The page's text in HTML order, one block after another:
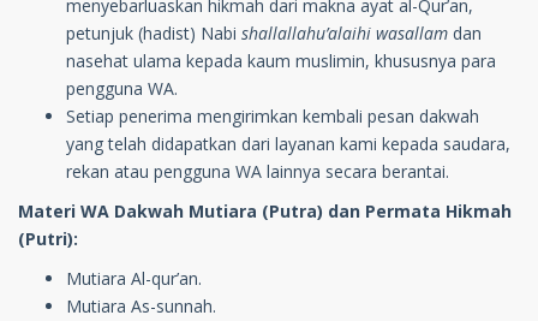
menyebarluaskan hikmah dari makna ayat al-Qur’an,
petunjuk (hadist) Nabi shallallahu’alaihi wasallam dan
nasehat ulama kepada kaum muslimin, khususnya para
pengguna WA.
Setiap penerima mengirimkan kembali pesan dakwah
yang telah didapatkan dari layanan kami kepada saudara,
rekan atau pengguna WA lainnya secara berantai.
Materi WA Dakwah Mutiara (Putra) dan Permata Hikmah
(Putri):
Mutiara Al-qur’an.
Mutiara As-sunnah.